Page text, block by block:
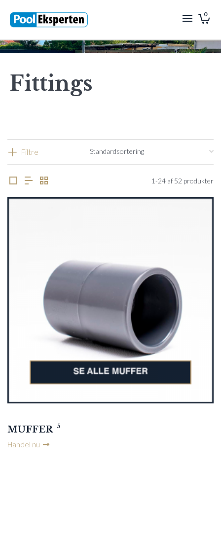
0
Fittings
Filtre
1-24 af 52 produkter
MUFFER 5
Handel nu